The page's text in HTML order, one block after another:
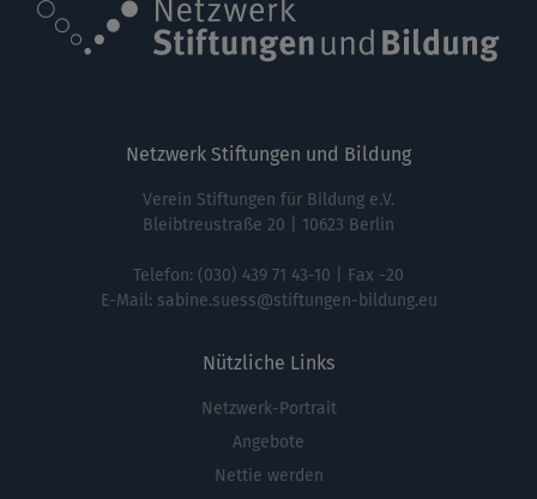
Netzwerk Stiftungen und Bildung
Verein Stiftungen für Bildung e.V.
Bleibtreustraße 20 | 10623 Berlin
Telefon: (030) 439 71 43-10 | Fax -20
E-Mail: sabine.suess@stiftungen-bildung.eu
Nützliche Links
Fußbereichsmenü
Netzwerk-Portrait
Angebote
Nettie werden